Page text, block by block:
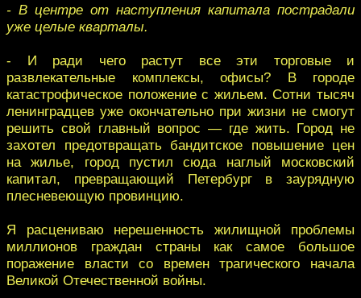
- В центре от наступления капитала пострадали
уже целые кварталы.
- И ради чего растут все эти торговые и
развлекательные комплексы, офисы? В городе
катастрофическое положение с жильем. Сотни тысяч
ленинградцев уже окончательно при жизни не смогут
решить свой главный вопрос — где жить. Город не
захотел предотвращать бандитское повышение цен
на жилье, город пустил сюда наглый московский
капитал, превращающий Петербург в заурядную
плесневеющую провинцию.
Я расцениваю нерешенность жилищной проблемы
миллионов граждан страны как самое большое
поражение власти со времен трагического начала
Великой Отечественной войны.